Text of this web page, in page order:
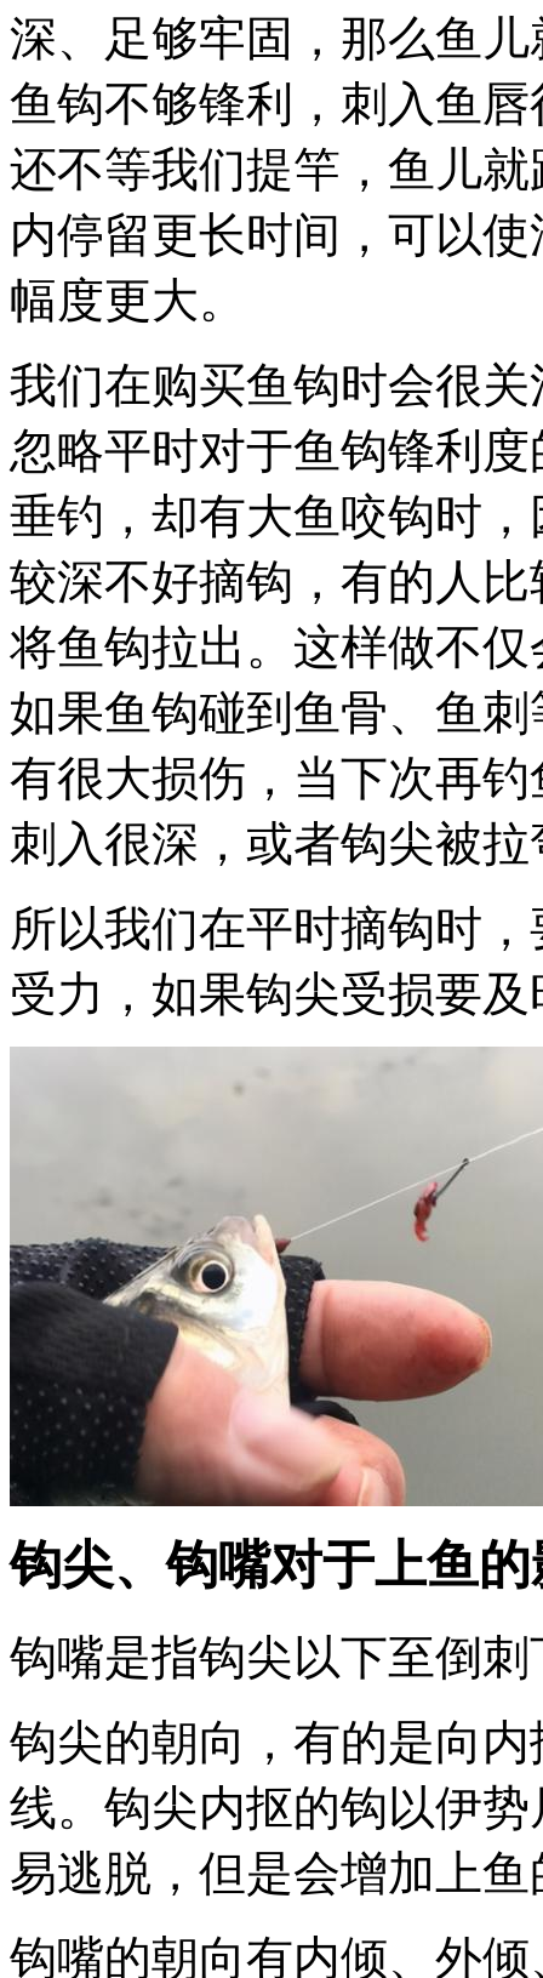
深、足够牢固，那么鱼
鱼钩不够锋利，刺入鱼
还不等我们提竿，鱼儿
内停留更长时间，可以
幅度更大。
我们在购买鱼钩时会很
忽略平时对于鱼钩锋利
垂钓，却有大鱼咬钩时
较深不好摘钩，有的人
将鱼钩拉出。这样做不
如果鱼钩碰到鱼骨、鱼
有很大损伤，当下次再
刺入很深，或者钩尖被
所以我们在平时摘钩时
受力，如果钩尖受损要
钩尖、钩嘴对于上鱼
钩嘴是指钩尖以下至倒
钩尖的朝向，有的是向
线。钩尖内抠的钩以伊
易逃脱，但是会增加上
钩嘴的朝向有内倾、外